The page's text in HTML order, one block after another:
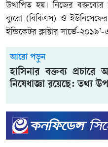
উত্থাপিত হয়। নিজের বক্তব্যের
ব্যুরো (বিবিএস) ও
ইন্ডিকেটর ক্লাস্টার সার্ভে-
আরো পড়ুন
হাসিনার বক্তব্য প্রচারে
নিষেধাজ্ঞা রয়েছে: তথ্য